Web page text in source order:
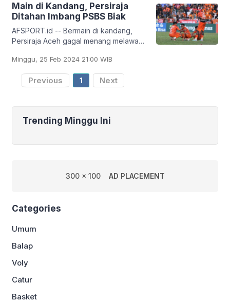
Main di Kandang, Persiraja
Ditahan Imbang PSBS Biak
AFSPORT.id -- Bermain di kandang,
Persiraja Aceh gagal menang melawan
oleh klub asal Papua itu. Pertandingan
Minggu, 25 Feb 2024 21:00 WIB
Previous 1 Next
Trending Minggu Ini
300 x 100 AD PLACEMENT
Categories
Umum
Balap
Voly
Catur
Basket